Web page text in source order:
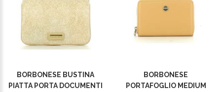
BORBONESE BUSTINA
PIATTA PORTA DOCUMENTI
BORBONESE
PORTAFOGLIO MEDIUM